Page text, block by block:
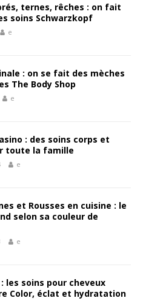
ternes, rêches : on fait
soins Schwarzkopf
e
: on se fait des mèches
The Body Shop
e
: des soins corps et
toute la famille
e
et Rousses en cuisine : le
selon sa couleur de
e
les soins pour cheveux
Color, éclat et hydratation